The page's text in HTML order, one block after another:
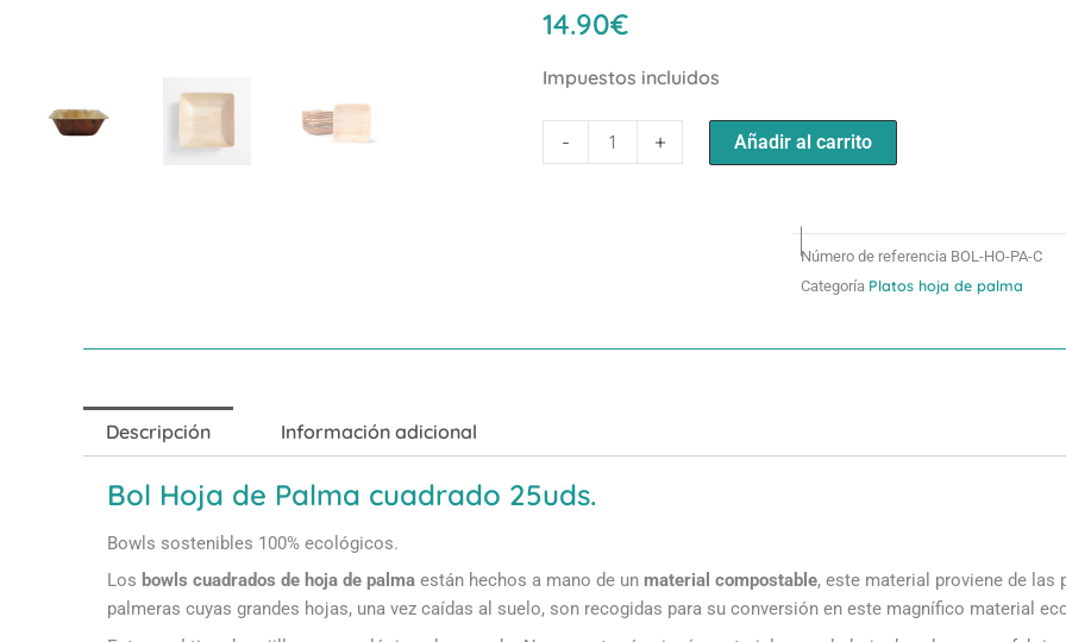
14.90€
Impuestos incluidos
-
cuadrado
+ Añadir al carrito
Número de referencia BOL-HO-PA-C
Categoría Platos hoja de palma
Descripción Información adicional
Bol Hoja de Palma cuadrado 25uds.
Bowls sostenibles 100% ecológicos.
Los bowls cuadrados de hoja de palma están hechos a mano de un material compostable, este material proviene de las
palmeras cuyas grandes hojas, una vez caídas al suelo, son recogidas para su conversión en este magnífico material